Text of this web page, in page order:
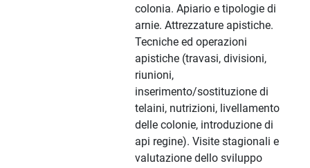
colonia. Apiario e tipologie di
arnie. Attrezzature apistiche.
Tecniche ed operazioni
apistiche (travasi, divisioni,
riunioni,
inserimento/sostituzione di
telaini, nutrizioni, livellamento
delle colonie, introduzione di
api regine). Visite stagionali e
valutazione dello sviluppo